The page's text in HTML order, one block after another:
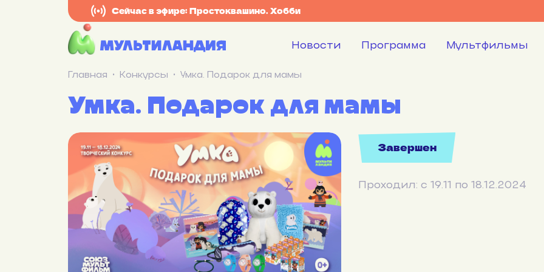
Сейчас в эфире: Простоквашино. Хобби
Новости Программа Мультфильмы
Главная Конкурсы Умка. Подарок для мамы
Умка. Подарок для мамы
Завершен
Проходил: с 19.11 по 18.12.2024